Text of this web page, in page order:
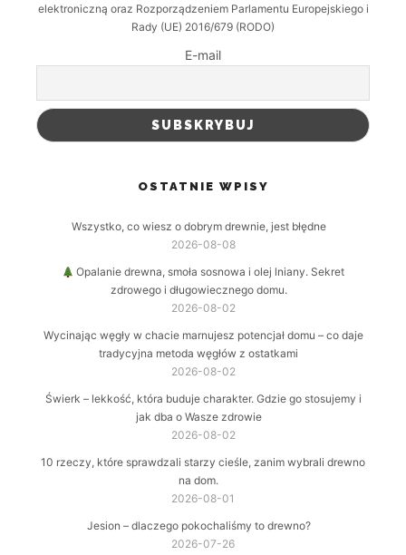
elektroniczną oraz Rozporządzeniem Parlamentu Europejskiego i
Rady (UE) 2016/679 (RODO)
E-mail
OSTATNIE WPISY
Wszystko, co wiesz o dobrym drewnie, jest błędne
2026-08-08
Opalanie drewna, smoła sosnowa i olej lniany. Sekret
zdrowego i długowiecznego domu.
2026-08-02
Wycinając węgły w chacie marnujesz potencjał domu – co daje
tradycyjna metoda węgłów z ostatkami
2026-08-02
Świerk – lekkość, która buduje charakter. Gdzie go stosujemy i
jak dba o Wasze zdrowie
2026-08-02
10 rzeczy, które sprawdzali starzy cieśle, zanim wybrali drewno
na dom.
2026-08-01
Jesion – dlaczego pokochaliśmy to drewno?
2026-07-26